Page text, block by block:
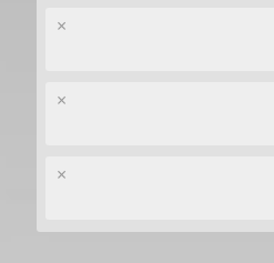
×
×
×